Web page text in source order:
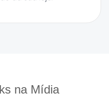
na Mídia